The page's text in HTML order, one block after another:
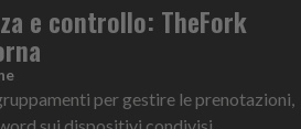
e controllo: TheFork
per gestire le prenotazioni,